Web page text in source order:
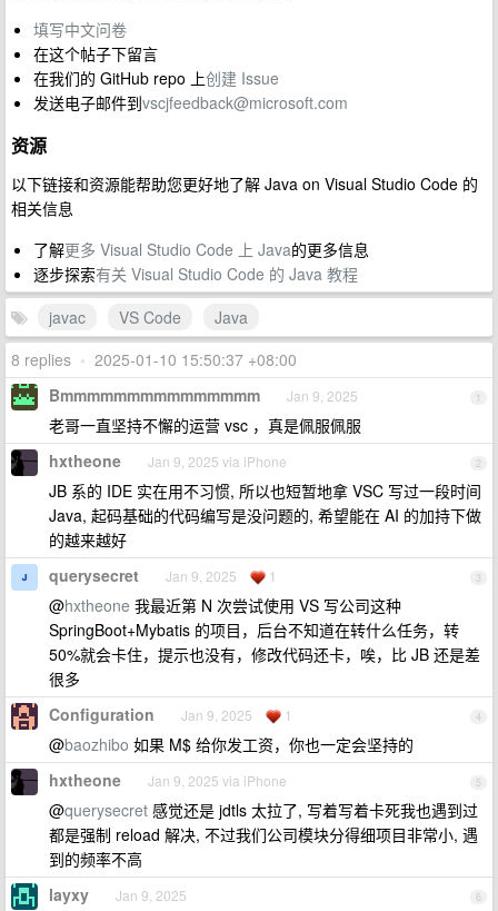
填写中文问卷
在这个帖子下留言
在我们的 GitHub repo 上创建 Issue
发送电子邮件到vscjfeedback@microsoft.com
资源
以下链接和资源能帮助您更好地了解 Java on Visual Studio Code 的
相关信息
了解更多 Visual Studio Code 上 Java的更多信息
逐步探索有关 Visual Studio Code 的 Java 教程
javac
VS Code
Java
8 replies • 2025-01-10 15:50:37 +08:00
1
Bmmmmmmmmmmmmmmm Jan 9, 2025
老哥一直坚持不懈的运营 vsc ，真是佩服佩服
2
hxtheone Jan 9, 2025 via iPhone
JB 系的 IDE 实在用不习惯, 所以也短暂地拿 VSC 写过一段时间
Java, 起码基础的代码编写是没问题的, 希望能在 AI 的加持下做
的越来越好
3
querysecret Jan 9, 2025 1
@hxtheone 我最近第 N 次尝试使用 VS 写公司这种
SpringBoot+Mybatis 的项目，后台不知道在转什么任务，转
50%就会卡住，提示也没有，修改代码还卡，唉，比 JB 还是差
很多
4
Configuration Jan 9, 2025 1
@baozhibo 如果 M$ 给你发工资，你也一定会坚持的
5
hxtheone Jan 9, 2025 via iPhone
@querysecret 感觉还是 jdtls 太拉了, 写着写着卡死我也遇到过
都是强制 reload 解决, 不过我们公司模块分得细项目非常小, 遇
到的频率不高
6
layxy Jan 9, 2025